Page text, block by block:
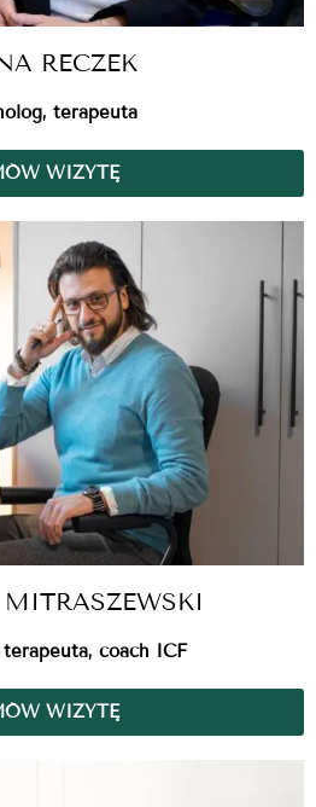
RECZEK
terapeuta
WIZYTĘ
coach ICF
WIZYTĘ